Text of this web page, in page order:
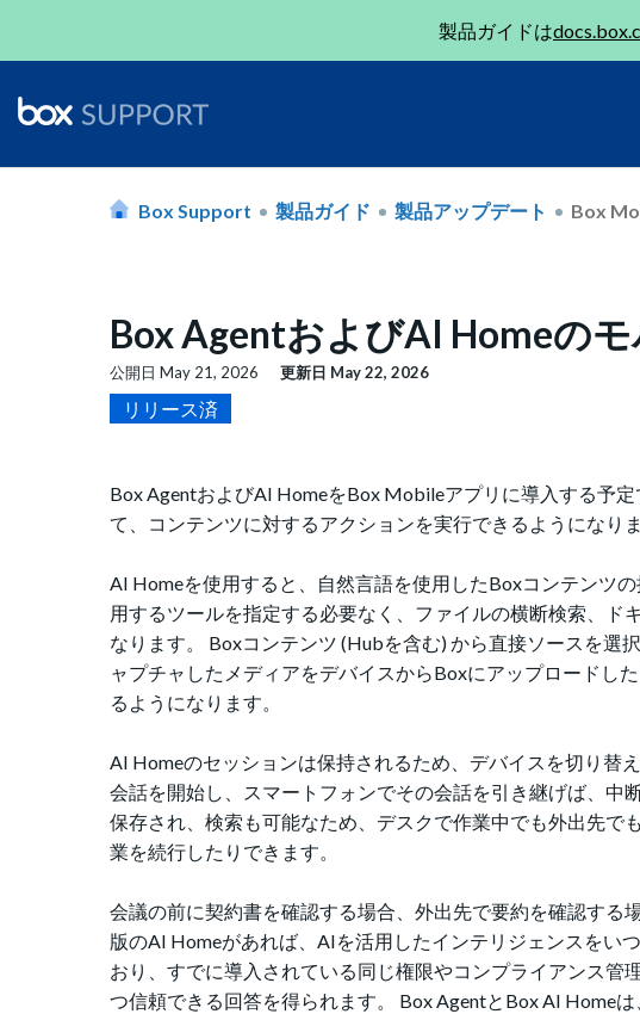
製品ガイドは
Box Support 製品ガイド 製品アップデート Box
Box AgentおよびAI Homeの
公開日 May 21, 2026 更新日 May 22, 2026
リリース済
Box AgentおよびAI HomeをBox Mobileアプリに導入する予
て、コンテンツに対するアクションを実行できるようになりま
AI Homeを使用すると、自然言語を使用したBoxコンテンツ
用するツールを指定する必要なく、ファイルの横断検索、
なります。 Boxコンテンツ (Hubを含む) から直接ソースを選
ャプチャしたメディアをデバイスからBoxにアップロードし
るようになります。
AI Homeのセッションは保持されるため、デバイスを切り替
会話を開始し、スマートフォンでその会話を引き継げば、
保存され、検索も可能なため、デスクで作業中でも外出先
業を続行したりできます。
会議の前に契約書を確認する場合、外出先で要約を確認す
版のAI Homeがあれば、AIを活用したインテリジェンスをい
おり、すでに導入されている同じ権限やコンプライアンス
つ信頼できる回答を得られます。 Box AgentとBox AI Home